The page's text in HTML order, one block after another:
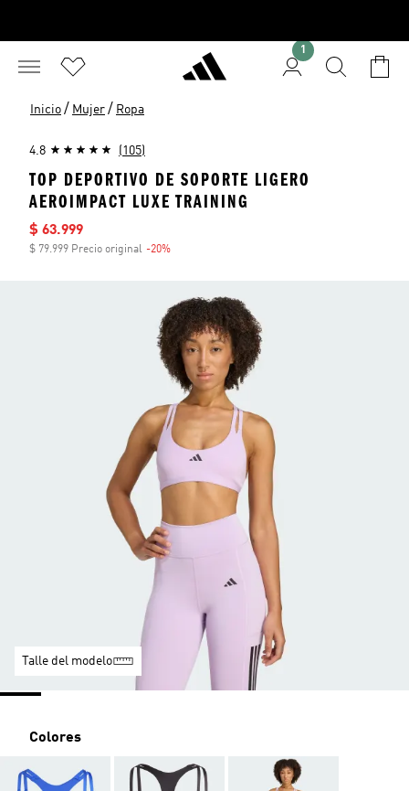
1
Inicio / Mujer / Ropa
4.8 (105)
TOP DEPORTIVO DE SOPORTE LIGERO
AEROIMPACT LUXE TRAINING
Precio de venta
$ 63.999
$ 79.999 Precio original -20%
Talle del modelo
Colores